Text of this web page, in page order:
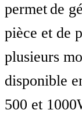
permet de
pièce et de
plusieurs
disponible
500 et